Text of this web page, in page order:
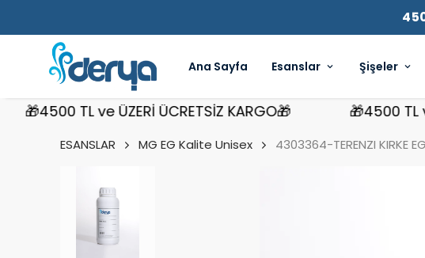
Ana Sayfa Esanslar Şişeler
TL ve ÜZERİ ÜCRETSİZ KARGO🎁 🎁4500 TL ve
ESANSLAR MG EG Kalite Unisex
4303364-TERENZI KIRKE